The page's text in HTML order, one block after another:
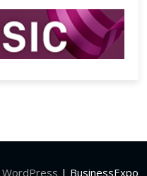
WordPress | BusinessExpo